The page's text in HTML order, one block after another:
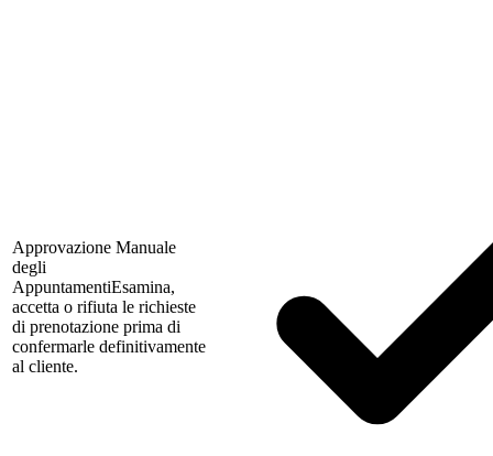
Approvazione Manuale
degli
AppuntamentiEsamina,
accetta o rifiuta le richieste
di prenotazione prima di
confermarle definitivamente
al cliente.